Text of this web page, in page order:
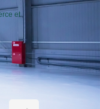
et